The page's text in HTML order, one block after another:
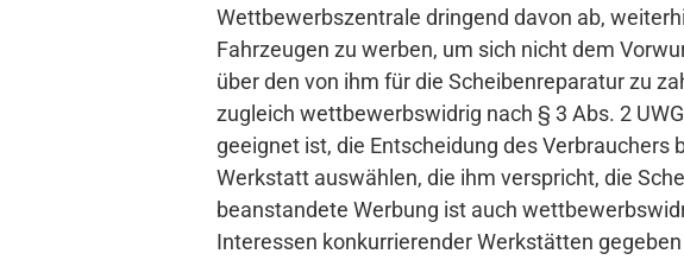
Wettbewerbszentrale dringend davon ab,
Fahrzeugen zu werben, um sich nicht dem
über den von ihm für die Scheibenreparatur zu
zugleich wettbewerbswidrig nach § 3 Abs. 2
geeignet ist, die Entscheidung des
Werkstatt auswählen, die ihm verspricht, die
beanstandete Werbung ist auch
Interessen konkurrierender Werkstätten